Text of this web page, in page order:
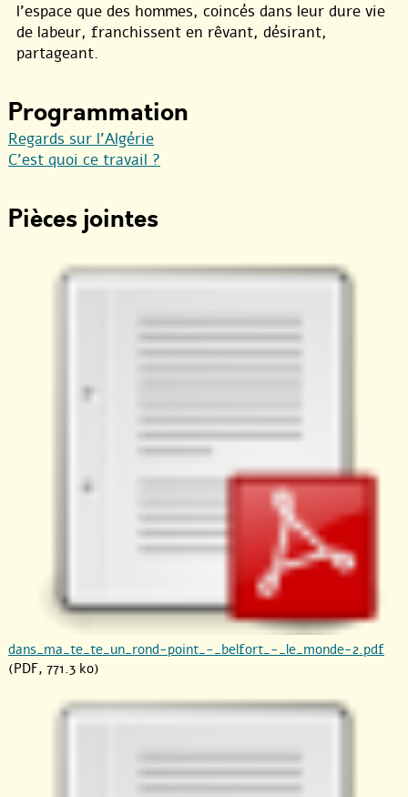
l’espace que des hommes, coincés dans leur dure vie
de labeur, franchissent en rêvant, désirant,
partageant.
Programmation
Regards sur l’Algérie
C’est quoi ce travail ?
Pièces jointes
dans_ma_te_te_un_rond-point_-_belfort_-_le_monde-2.pdf
(PDF, 771.3 ko)